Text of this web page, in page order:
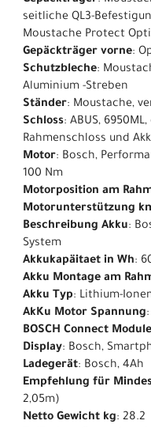
seitliche QL3-
Moustache Protect
Gepäckträger vorne:
Schutzbleche:
Aluminium -Streben
Ständer: Moustache,
Schloss: ABUS,
Rahmenschloss und
Motor: Bosch,
100 Nm
Motorposition am
Motorunterstützung
Beschreibung Akku:
System
Akkukapäitaet in Wh:
Akku Montage am
Akku Typ: Lithium-
AkKu Motor Spannung
BOSCH Connect Module
Display: Bosch,
Ladegerät: Bosch, 4Ah
Empfehlung für
2,05m)
Netto Gewicht kg: 28.2